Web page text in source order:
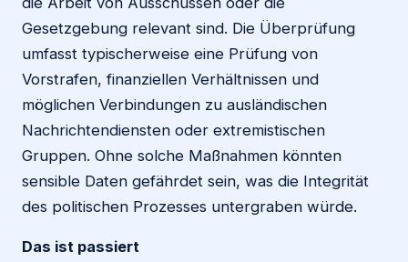
Gesetzgebung relevant sind. Die Überprüfung
umfasst typischerweise eine Prüfung von
Vorstrafen, finanziellen Verhältnissen und
möglichen Verbindungen zu ausländischen
Nachrichtendiensten oder extremistischen
Gruppen. Ohne solche Maßnahmen könnten
sensible Daten gefährdet sein, was die Integrität
des politischen Prozesses untergraben würde.
Das ist passiert